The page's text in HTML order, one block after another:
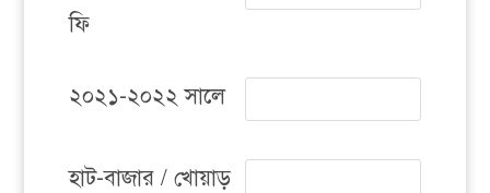
ফি
২০২১-২০২২ সালে
হাট-বাজার / খোয়াড়